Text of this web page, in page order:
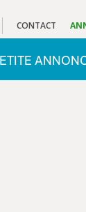
CONTACT